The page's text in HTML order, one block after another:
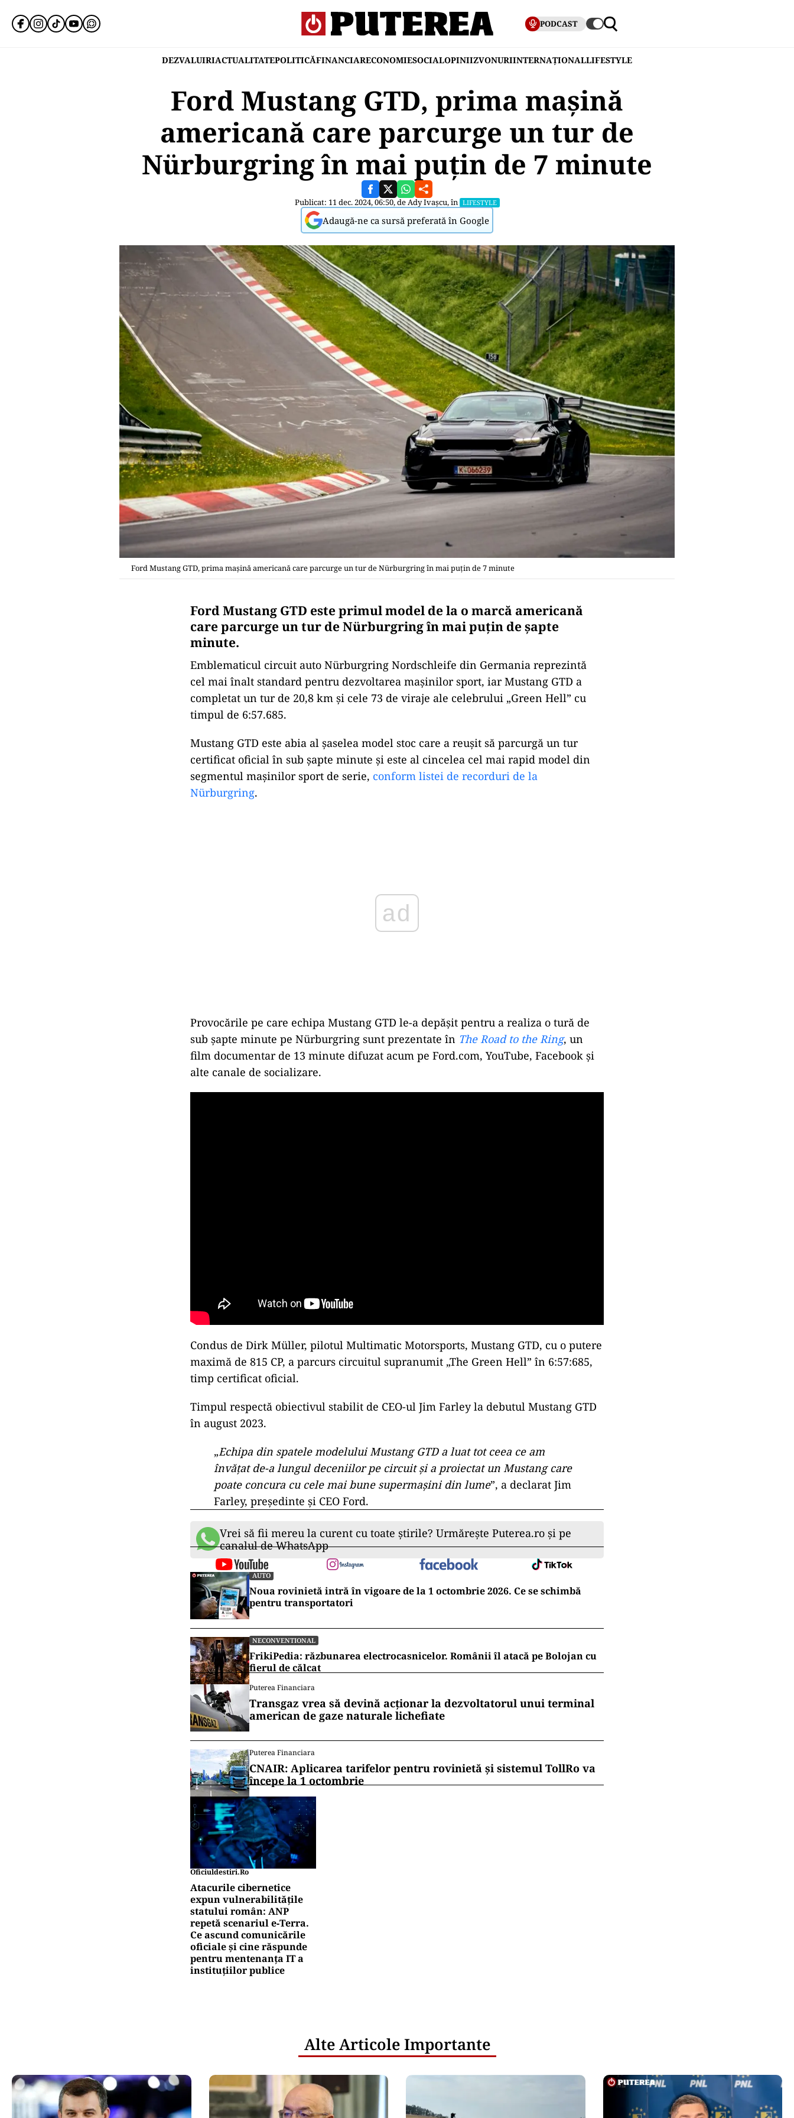
PODCAST
DEZVALUIRIACTUALITATEPOLITICĂFINANCIARECONOMIESOCIALOPINIIZVONURIINTERNAȚIONALLIFESTYLE
Ford Mustang GTD, prima maşină
americană care parcurge un tur de
Nürburgring în mai puţin de 7 minute
Publicat: 11 dec. 2024, 06:50, deAdy Ivașcu, în LIFESTYLE
Adaugă-ne ca sursă preferată în Google
Ford Mustang GTD, prima maşină americană care parcurge un tur de Nürburgring în mai puţin de 7 minute
Ford Mustang GTD este primul model de la o marcă americană
care parcurge un tur de Nürburgring în mai puțin de șapte
minute.
Emblematicul circuit auto Nürburgring Nordschleife din Germania reprezintă
cel mai înalt standard pentru dezvoltarea mașinilor sport, iar Mustang GTD a
completat un tur de 20,8 km și cele 73 de viraje ale celebrului „Green Hell” cu
timpul de 6:57.685.
Mustang GTD este abia al șaselea model stoc care a reușit să parcurgă un tur
certificat oficial în sub șapte minute și este al cincelea cel mai rapid model din
segmentul mașinilor sport de serie, conform listei de recorduri de la
Nürburgring.
ad
Provocările pe care echipa Mustang GTD le-a depășit pentru a realiza o tură de
sub șapte minute pe Nürburgring sunt prezentate în The Road to the Ring, un
film documentar de 13 minute difuzat acum pe Ford.com, YouTube, Facebook și
alte canale de socializare.
Condus de Dirk Müller, pilotul Multimatic Motorsports, Mustang GTD, cu o putere
maximă de 815 CP, a parcurs circuitul supranumit „The Green Hell” în 6:57:685,
timp certificat oficial.
Timpul respectă obiectivul stabilit de CEO-ul Jim Farley la debutul Mustang GTD
în august 2023.
„Echipa din spatele modelului Mustang GTD a luat tot ceea ce am
învățat de-a lungul deceniilor pe circuit și a proiectat un Mustang care
poate concura cu cele mai bune supermașini din lume”, a declarat Jim
Farley, președinte și CEO Ford.
Vrei să fii mereu la curent cu toate știrile? Urmărește Puterea.ro și pe
canalul de WhatsApp
AUTO
Noua rovinietă intră în vigoare de la 1 octombrie 2026. Ce se schimbă
pentru transportatori
NECONVENTIONAL
FrikiPedia: răzbunarea electrocasnicelor. Românii îl atacă pe Bolojan cu
fierul de călcat
Puterea Financiara
Transgaz vrea să devină acționar la dezvoltatorul unui terminal
american de gaze naturale lichefiate
Puterea Financiara
CNAIR: Aplicarea tarifelor pentru rovinietă și sistemul TollRo va
începe la 1 octombrie
Oficiuldestiri.ro
Atacurile cibernetice
expun vulnerabilitățile
statului român: ANP
repetă scenariul e‑Terra.
Ce ascund comunicările
oficiale și cine răspunde
pentru mentenanța IT a
instituțiilor publice
Alte Articole Importante